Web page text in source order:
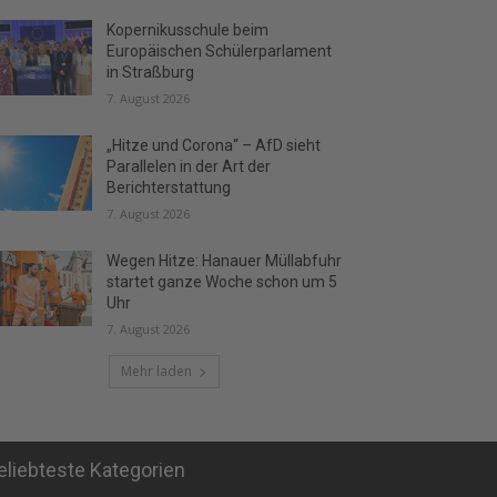
Kopernikusschule beim
Europäischen Schülerparlament
in Straßburg
7. August 2026
„Hitze und Corona“ – AfD sieht
Parallelen in der Art der
Berichterstattung
7. August 2026
Wegen Hitze: Hanauer Müllabfuhr
startet ganze Woche schon um 5
Uhr
7. August 2026
Mehr laden
Kategorien